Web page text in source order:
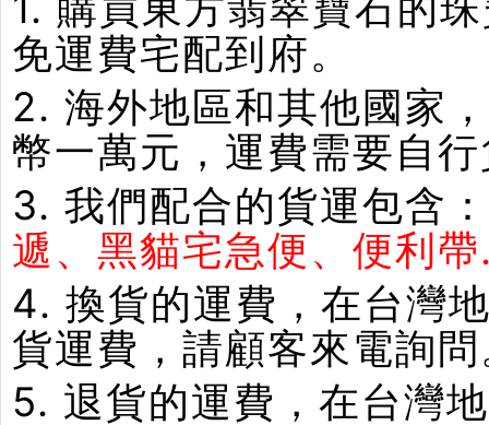
免運費宅配到府。
2. 海外地區和其他國家
幣一萬元，運費需要自
3. 我們配合的貨運包含：
遞、黑貓宅急便、便利
4. 換貨的運費，在台灣
貨運費，請顧客來電詢
5. 退貨的運費，在台灣